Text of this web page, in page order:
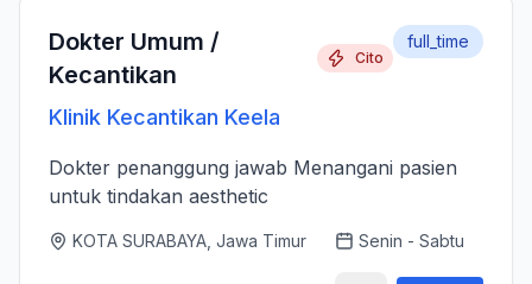
Dokter Umum /
Kecantikan
Cito
Klinik Kecantikan Keela
full_time
Dokter penanggung jawab Menangani pasien
untuk tindakan aesthetic
KOTA SURABAYA, Jawa Timur Senin - Sabtu